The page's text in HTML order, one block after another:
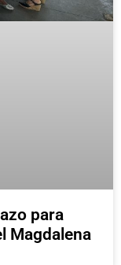
para
Magdalena